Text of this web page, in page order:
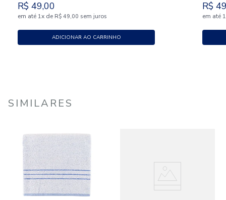
R$ 49,00
em até 1x de R$ 49,00 sem juros
ADICIONAR AO CARRINHO
R$
em até 1
SIMILARES